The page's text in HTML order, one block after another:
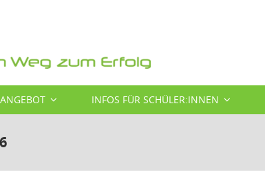
INFOS FÜR SCHÜLER:INNEN